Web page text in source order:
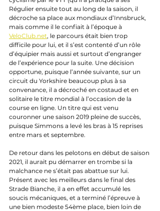
Régulier ensuite tout au long de la saison, il
décroche sa place aux mondiaux d’Innsbruck,
mais comme il le confiait à l’époque à
VeloClub.net, le parcours était bien trop
difficile pour lui, et il s’est contenté d’un rôle
d’équipier mais aussi et surtout d’engranger
de l’expérience pour la suite. Une décision
opportune, puisque l’année suivante, sur un
circuit du Yorkshire beaucoup plus à sa
convenance, il a décroché en costaud et en
solitaire le titre mondial à l’occasion de la
course en ligne. Un titre qui est venu
couronner une saison 2019 pleine de succès,
puisque Simmons a levé les bras à 15 reprises
entre mars et septembre.
De retour dans les pelotons en début de saison
2021, il aurait pu démarrer en trombe si la
malchance ne s’était pas abattue sur lui.
Présent avec les meilleurs dans le final des
Strade Bianche, il a en effet accumulé les
soucis mécaniques, et a terminé l’épreuve à
une bien modeste 54ème place, bien loin de